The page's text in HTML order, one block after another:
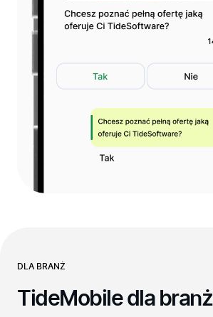
DLA BRANŻ
TideMobile dla branż